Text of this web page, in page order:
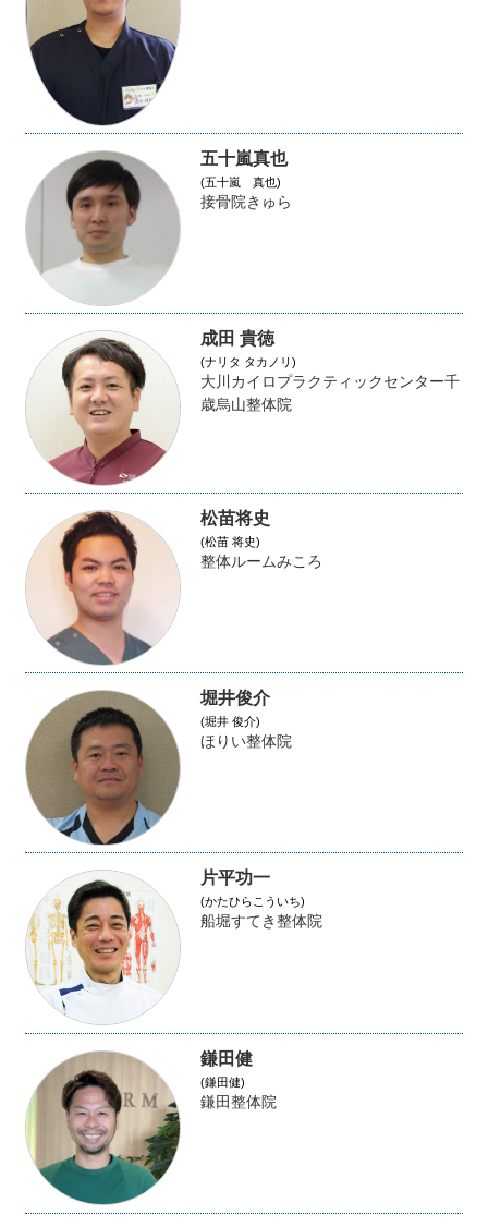
五十嵐真也
(五十嵐 真也)
接骨院きゅら
成田 貴徳
(ナリタ タカノリ)
大川カイロプラクティックセンター千
歳烏山整体院
松苗将史
(松苗 将史)
整体ルームみころ
堀井俊介
(堀井 俊介)
ほりい整体院
片平功一
(かたひらこういち)
船堀すてき整体院
鎌田健
(鎌田健)
鎌田整体院